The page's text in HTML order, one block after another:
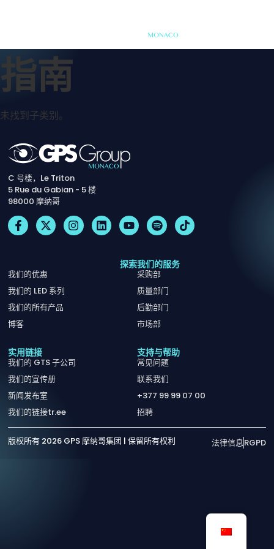
指南
未找到子类别。
C 号楼，Le Triton
5 Rue du Gabian - 5 楼
98000 摩纳哥
探索
我们的优惠
我们的 LED 系列
我们的所有产品
博客
我们的服务
采购部
质量部门
后勤部门
市场部
实用链接
我们的 GTS 子公司
我们的宣传册
新闻发布室
我们的链接tr.ee
支持与帮助
常见问题
联系我们
+377 99 99 07 00
招聘
版权所有 2026 GPS 摩纳哥集团 | 保留所有权利 法律信息RGPD